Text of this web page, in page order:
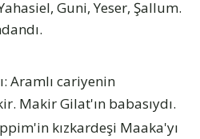
Guni, Yeser, Şallum.
Aramlı cariyenin
Makir Gilat'ın babasıydı.
kızkardeşi Maaka'yı